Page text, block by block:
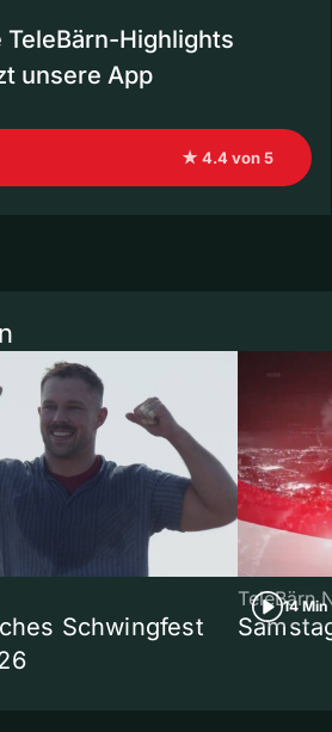
TeleBärn-Highlights
unsere App
★ 4.4 von 5
Schwingfest
14 Min
TeleBärn